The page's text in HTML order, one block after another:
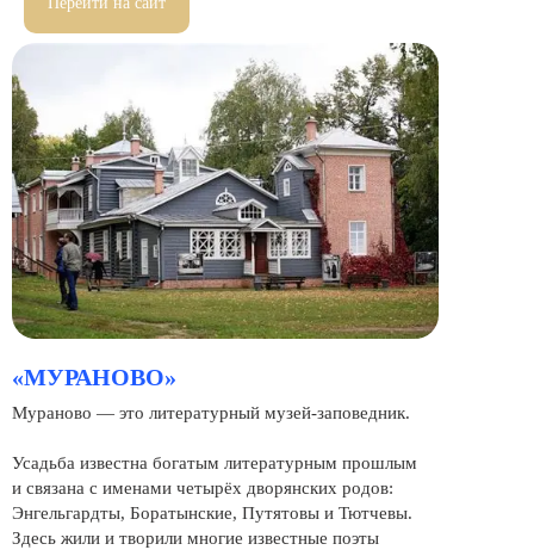
«МУРАНОВО»
Мураново — это литературный музей-заповедник.
Усадьба известна богатым литературным прошлым
и связана с именами четырёх дворянских родов:
Энгельгардты, Боратынские, Путятовы и Тютчевы.
Здесь жили и творили многие известные поэты